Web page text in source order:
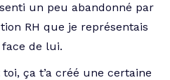
un peu abandonné par
RH que je représentais
de lui.
toi, ça t’a créé une certaine